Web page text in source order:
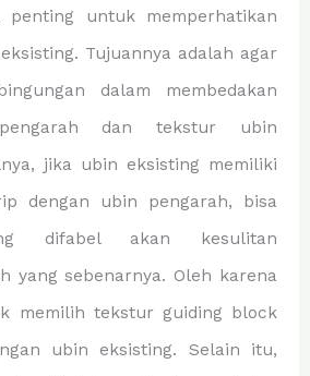
penting untuk memperhatikan
Tujuannya adalah agar
dalam membedakan
dan tekstur ubin
jika ubin eksisting memiliki
dengan ubin pengarah, bisa
difabel akan kesulitan
yang sebenarnya. Oleh karena
memilih tekstur guiding block
ubin eksisting. Selain itu,